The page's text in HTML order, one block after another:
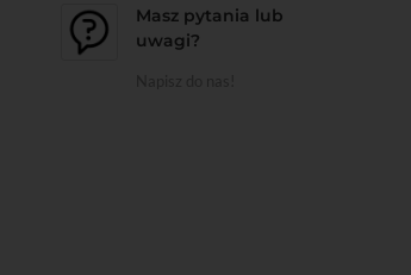
Masz pytania lub
uwagi?